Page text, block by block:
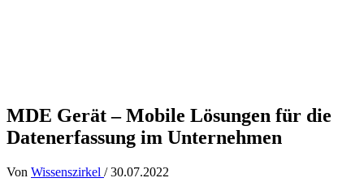
MDE Gerät – Mobile Lösungen für die
Datenerfassung im Unternehmen
Von Wissenszirkel /30.07.2022